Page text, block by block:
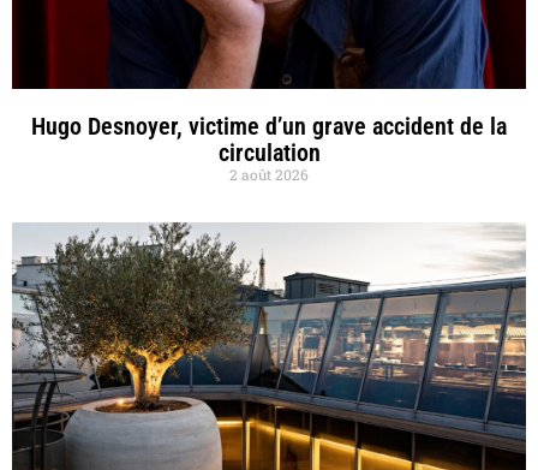
Hugo Desnoyer, victime d’un grave accident de la
circulation
2 août 2026